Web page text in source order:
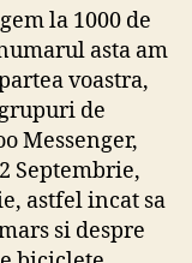
la 1000 de
asta am
voastra,
de
Messenger,
Septembrie,
astfel incat sa
si despre